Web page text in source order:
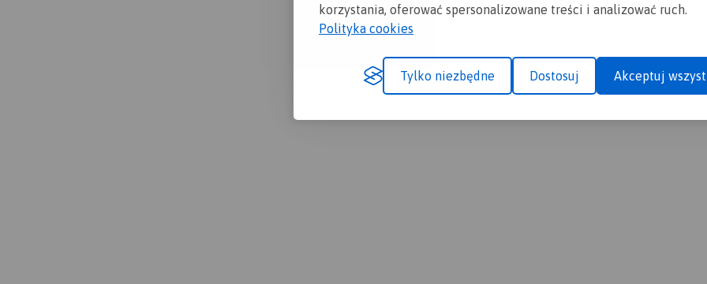
korzystania, oferować spersonalizowane treści i analizować ruch.
Polityka cookies
Tylko niezbędne Dostosuj Akceptuj